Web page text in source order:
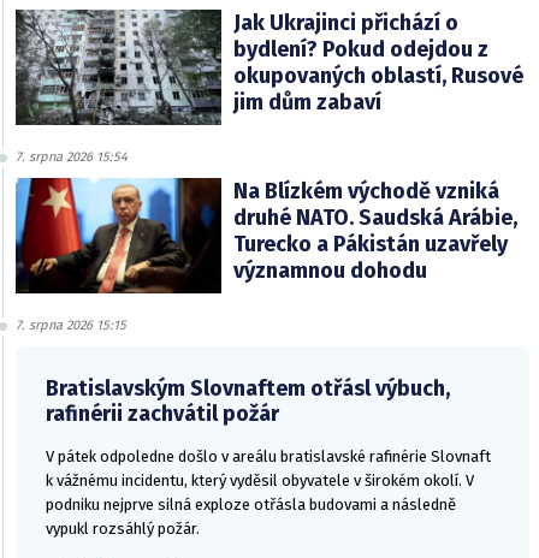
Jak Ukrajinci přichází o
bydlení? Pokud odejdou z
okupovaných oblastí, Rusové
jim dům zabaví
7. srpna 2026 15:54
Na Blízkém východě vzniká
druhé NATO. Saudská Arábie,
Turecko a Pákistán uzavřely
významnou dohodu
7. srpna 2026 15:15
Bratislavským Slovnaftem otřásl výbuch,
rafinérii zachvátil požár
V pátek odpoledne došlo v areálu bratislavské rafinérie Slovnaft
k vážnému incidentu, který vyděsil obyvatele v širokém okolí. V
podniku nejprve silná exploze otřásla budovami a následně
vypukl rozsáhlý požár.